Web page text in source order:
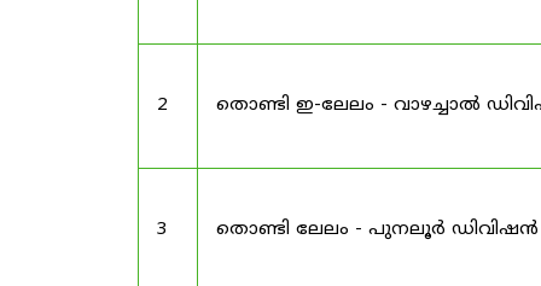
2 തൊണ്ടി ഇ-ലേലം - വാഴച്ചാൽ
3 തൊണ്ടി ലേലം - പുനലൂർ ഡിവിഷൻ